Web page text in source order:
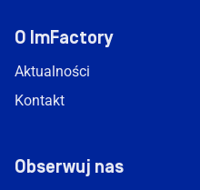
O ImFactory
Aktualności
Kontakt
Obserwuj nas